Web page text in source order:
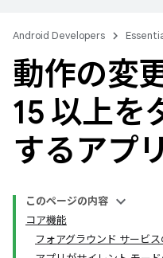
Android Developers
動作の変
15 以上を
するアプリ
このページの内容
コア機能
フォアグラウンド サービ